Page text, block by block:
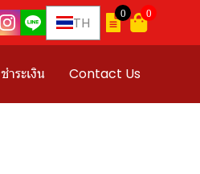
TH
0 0
ชำระเงิน Contact Us